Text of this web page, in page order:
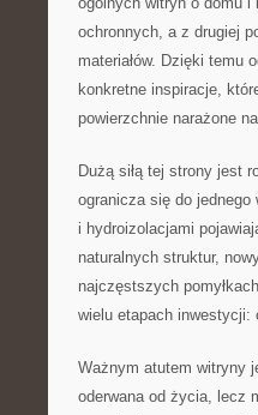
ochronnych, a z drugiej
materiałów. Dzięki temu
konkretne inspiracje,
powierzchnie narażone
Dużą siłą tej strony jest
ogranicza się do
i hydroizolacjami
naturalnych struktur,
najczęstszych
wielu etapach inwestycji:
Ważnym atutem witryny
oderwana od życia, lecz